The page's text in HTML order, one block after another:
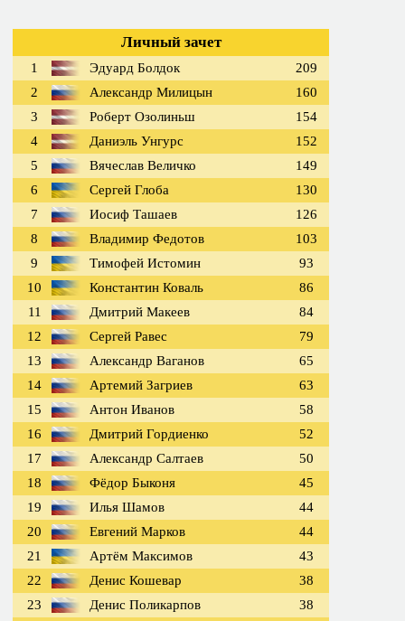
Личный зачет
1 Эдуард Болдок
209
2
Александр Милицын
160
3
Роберт Озолиньш
154
4
Даниэль Унгурс
152
5
Вячеслав Величко
149
6
Сергей Глоба
130
7
Иосиф Ташаев
126
8
Владимир Федотов
103
9
Тимофей Истомин
93
10
Константин Коваль
86
11
Дмитрий Макеев
84
12
Сергей Равес
79
13
Александр Ваганов
65
14
Артемий Загриев
63
15
Антон Иванов
58
16
Дмитрий Гордиенко
52
17
Александр Салтаев
50
18
Фёдор Быконя
45
19
Илья Шамов
44
20
Евгений Марков
44
21
Артём Максимов
43
22
Денис Кошевар
38
23
Денис Поликарпов
38